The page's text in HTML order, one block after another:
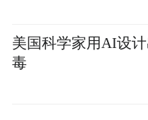
球的认识，这都是
未来想走得更好更
心思，沉下心来，
美国科学家用AI设
毒